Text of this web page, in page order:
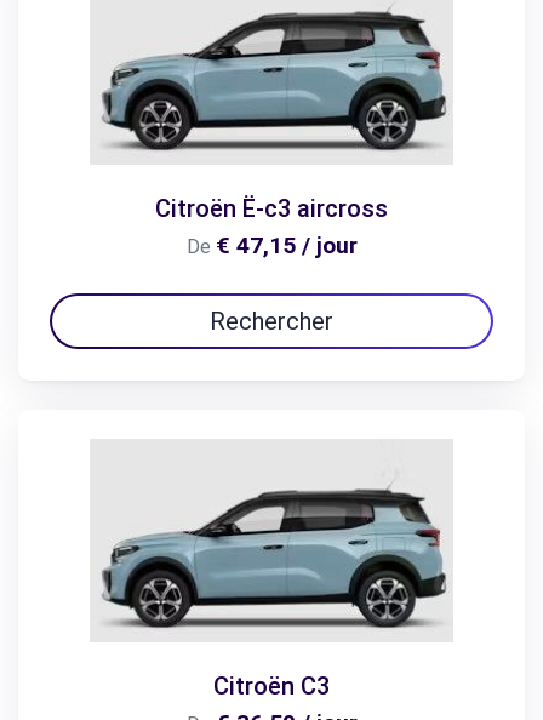
Citroën Ë-c3 aircross
De € 47,15 / jour
Rechercher
Citroën C3